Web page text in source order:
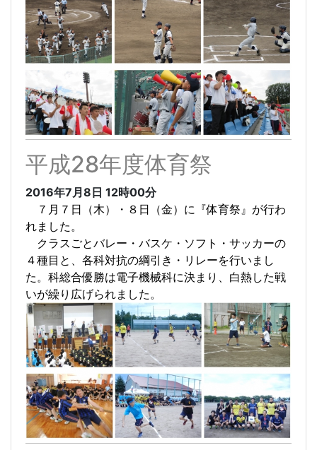
平成28年度体育祭
2016年7月8日 12時00分
７月７日（木）・８日（金）に『体育祭』が行わ
れました。
クラスごとバレー・バスケ・ソフト・サッカーの
４種目と、各科対抗の綱引き・リレーを行いまし
た。科総合優勝は電子機械科に決まり、白熱した戦
いが繰り広げられました 。